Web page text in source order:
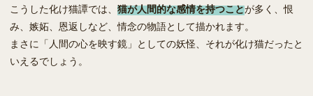
こうした化け猫譚では、 猫が人間的な感情を持つことが多く、恨
み、嫉妬、恩返しなど、情念の物語として描かれます。
まさに「人間の心を映す鏡」としての妖怪、それが化け猫だったと
いえるでしょう。